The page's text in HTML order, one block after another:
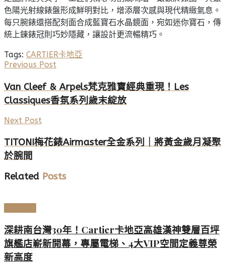
色陽光射線錶盤形成鮮明對比，增添層次感與現代精緻氣息。
每只腕錶還搭配刻面合成藍寶石水晶鏡面，宛如迷你寶石，傳
統上鍊錶冠則巧妙隱藏，讓設計更流暢精巧。
Tags: CARTIER卡地亞
Previous Post
Van Cleef & Arpels梵克雅寶經典重現！Les
Classiques香氛系列歲末綻放
Next Post
TITONI梅花錶Airmaster全金系列｜將黃金歲月凝聚
於腕間
Related Posts
深耕南台灣30年！Cartier卡地亞高雄漢神雙層百坪
旗艦店嶄新開幕，專屬電梯、4大VIP空間定義尊榮
新高度